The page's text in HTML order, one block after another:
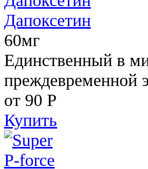
Дапоксетин
60мг
Единственный в
преждевременной
от 90 Р
Купить